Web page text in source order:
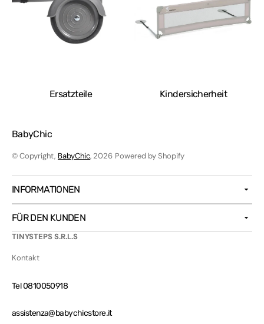
Ersatzteile Kindersicherheit
BabyChic
© Copyright, BabyChic, 2026 Powered by Shopify
INFORMATIONEN
FÜR DEN KUNDEN
TINYSTEPS S.R.L.S
Kontakt
Tel 0810050918
assistenza@babychicstore.it